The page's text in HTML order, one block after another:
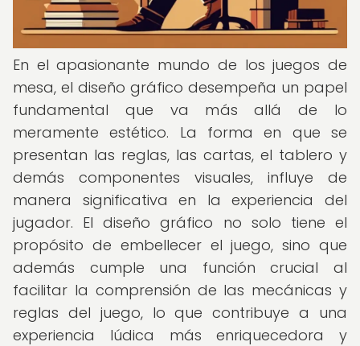
En el apasionante mundo de los juegos de
mesa, el diseño gráfico desempeña un papel
fundamental que va más allá de lo
meramente estético. La forma en que se
presentan las reglas, las cartas, el tablero y
demás componentes visuales, influye de
manera significativa en la experiencia del
jugador. El diseño gráfico no solo tiene el
propósito de embellecer el juego, sino que
además cumple una función crucial al
facilitar la comprensión de las mecánicas y
reglas del juego, lo que contribuye a una
experiencia lúdica más enriquecedora y